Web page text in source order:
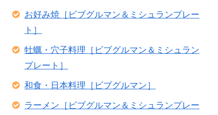
お好み焼［ビブグルマン＆ミシュランプレー
ト］
牡蠣・穴子料理［ビブグルマン＆ミシュラン
プレート］
和食・日本料理［ビブグルマン］
ラーメン［ビブグルマン＆ミシュランプレー